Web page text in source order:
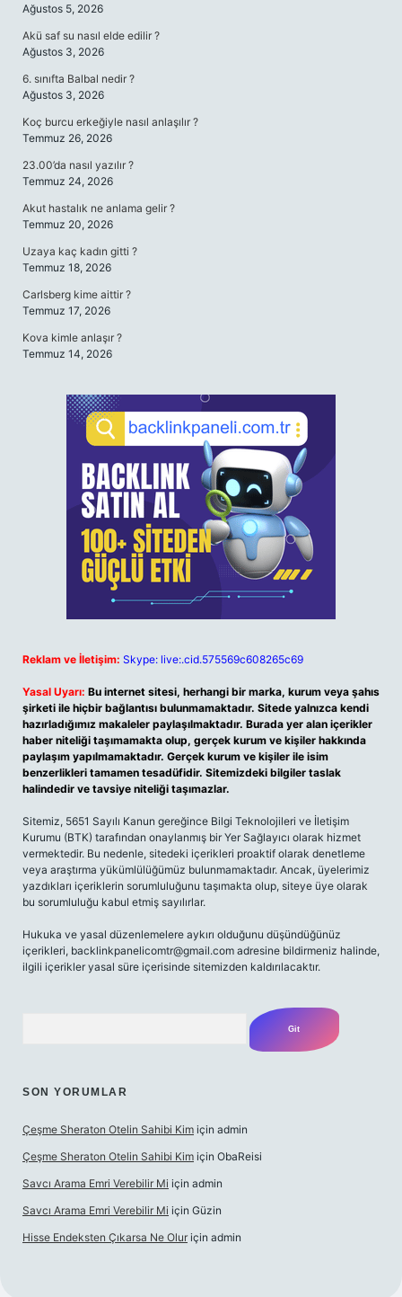
Ağustos 5, 2026
Akü saf su nasıl elde edilir ?
Ağustos 3, 2026
6. sınıfta Balbal nedir ?
Ağustos 3, 2026
Koç burcu erkeğiyle nasıl anlaşılır ?
Temmuz 26, 2026
23.00’da nasıl yazılır ?
Temmuz 24, 2026
Akut hastalık ne anlama gelir ?
Temmuz 20, 2026
Uzaya kaç kadın gitti ?
Temmuz 18, 2026
Carlsberg kime aittir ?
Temmuz 17, 2026
Kova kimle anlaşır ?
Temmuz 14, 2026
Reklam ve İletişim: Skype: live:.cid.575569c608265c69
Yasal Uyarı: Bu internet sitesi, herhangi bir marka, kurum veya şahıs
şirketi ile hiçbir bağlantısı bulunmamaktadır. Sitede yalnızca kendi
hazırladığımız makaleler paylaşılmaktadır. Burada yer alan içerikler
haber niteliği taşımamakta olup, gerçek kurum ve kişiler hakkında
paylaşım yapılmamaktadır. Gerçek kurum ve kişiler ile isim
benzerlikleri tamamen tesadüfidir. Sitemizdeki bilgiler taslak
halindedir ve tavsiye niteliği taşımazlar.
Sitemiz, 5651 Sayılı Kanun gereğince Bilgi Teknolojileri ve İletişim
Kurumu (BTK) tarafından onaylanmış bir Yer Sağlayıcı olarak hizmet
vermektedir. Bu nedenle, sitedeki içerikleri proaktif olarak denetleme
veya araştırma yükümlülüğümüz bulunmamaktadır. Ancak, üyelerimiz
yazdıkları içeriklerin sorumluluğunu taşımakta olup, siteye üye olarak
bu sorumluluğu kabul etmiş sayılırlar.
Hukuka ve yasal düzenlemelere aykırı olduğunu düşündüğünüz
içerikleri, backlinkpanelicomtr@gmail.com adresine bildirmeniz halinde,
ilgili içerikler yasal süre içerisinde sitemizden kaldırılacaktır.
SON YORUMLAR
Çeşme Sheraton Otelin Sahibi Kim için admin
Çeşme Sheraton Otelin Sahibi Kim için ObaReisi
Savcı Arama Emri Verebilir Mi için admin
Savcı Arama Emri Verebilir Mi için Güzin
Hisse Endeksten Çıkarsa Ne Olur için admin